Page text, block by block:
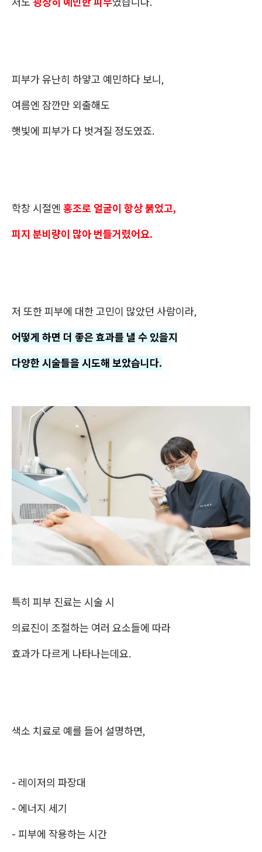
피부가 유난히 하얗고 예민하다 보니,
여름엔 잠깐만 외출해도
햇빛에 피부가 다 벗겨질 정도였죠.
학창 시절엔 홍조로 얼굴이 항상 붉었고,
피지 분비량이 많아 번들거렸어요.
저 또한 피부에 대한 고민이 많았던 사람이라,
어떻게 하면 더 좋은 효과를 낼 수 있을지
다양한 시술들을 시도해 보았습니다.
특히 피부 진료는 시술 시
의료진이 조절하는 여러 요소들에 따라
효과가 다르게 나타나는데요.
색소 치료로 예를 들어 설명하면, ​
- 레이저의 파장대
- 에너지 세기
- 피부에 작용하는 시간